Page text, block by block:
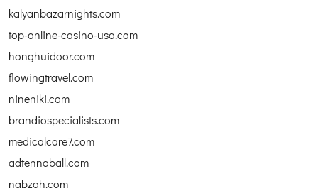
kalyanbazarnights.com
top-online-casino-usa.com
honghuidoor.com
flowingtravel.com
nineniki.com
brandiospecialists.com
medicalcare7.com
adtennaball.com
nabzah.com